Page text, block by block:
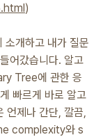
)
소개하고 내가 질문
어갔습니다. 알고
Tree에 관한 응
빠르게 바로 알고
언제나 간단, 깔끔,
complexity와 s